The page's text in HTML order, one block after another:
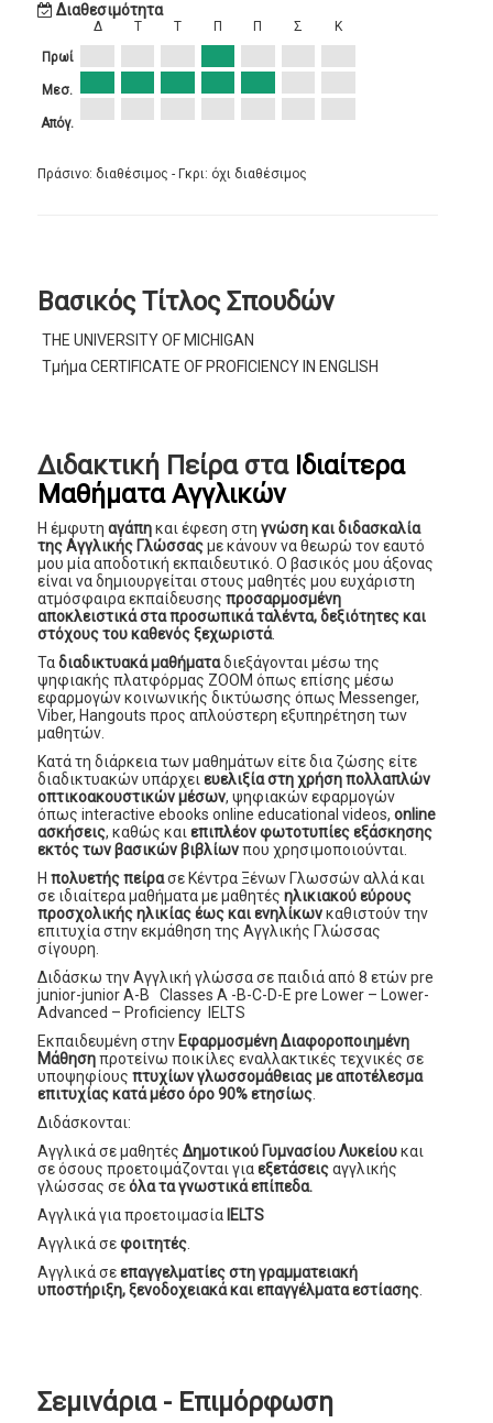
Διαθεσιμότητα
Πρωί
Μεσ.
Απόγ.
Δ Τ Τ Π Π Σ Κ
Πράσινο: διαθέσιμος - Γκρι: όχι διαθέσιμος
Βασικός Τίτλος Σπουδών
THE UNIVERSITY OF MICHIGAN
Τμήμα CERTIFICATE OF PROFICIENCY IN ENGLISH
Διδακτική Πείρα στα Ιδιαίτερα
Μαθήματα Αγγλικών
Η έμφυτηαγάπηκαι έφεση στηγνώση και διδασκαλία
της Αγγλικής Γλώσσαςμε κάνουν να θεωρώ τον εαυτό
μου μία αποδοτική εκπαιδευτικό. Ο βασικός μου άξονας
είναι να δημιουργείται στους μαθητές μου ευχάριστη
ατμόσφαιρα εκπαίδευσηςπροσαρμοσμένη
αποκλειστικά στα προσωπικά ταλέντα, δεξιότητες και
στόχους του καθενός ξεχωριστά.
Ταδιαδικτυακά μαθήματαδιεξάγονται μέσω της
ψηφιακής πλατφόρμας ZOOM όπως επίσης μέσω
εφαρμογών κοινωνικής δικτύωσης όπως Messenger,
Viber, Hangouts προς απλούστερη εξυπηρέτηση των
μαθητών.
Κατά τη διάρκεια των μαθημάτων είτε δια ζώσης είτε
διαδικτυακών υπάρχειευελιξία στη χρήση πολλαπλών
οπτικοακουστικών μέσων, ψηφιακών εφαρμογών
όπως interactive ebooks online educational videos,online
ασκήσεις, καθώς καιεπιπλέον φωτοτυπίες εξάσκησης
εκτός των βασικών βιβλίωνπου χρησιμοποιούνται.
Ηπολυετής πείρασε Κέντρα Ξένων Γλωσσών αλλά και
σε ιδιαίτερα μαθήματα με μαθητέςηλικιακού εύρους
προσχολικής ηλικίας έως και ενηλίκωνκαθιστούν την
επιτυχία στην εκμάθηση της Αγγλικής Γλώσσας
σίγουρη.
Διδάσκω την Αγγλική γλώσσα σε παιδιά από 8 ετών pre
junior-junior A-B Classes A -B-C-D-E pre Lower – Lower-
Advanced – Proficiency IELTS
Εκπαιδευμένη στην Εφαρμοσμένη Διαφοροποιημένη
Μάθησηπροτείνω ποικίλες εναλλακτικές τεχνικές σε
υποψηφίουςπτυχίων γλωσσομάθειας με αποτέλεσμα
επιτυχίας κατά μέσο όρο 90% ετησίως.
Διδάσκονται:
Αγγλικά σε μαθητέςΔημοτικού Γυμνασίου Λυκείουκαι
σε όσους προετοιμάζονται γιαεξετάσειςαγγλικής
γλώσσας σεόλα τα γνωστικά επίπεδα.
Αγγλικά για προετοιμασία IELTS
Αγγλικά σεφοιτητές.
Αγγλικά σεεπαγγελματίες στη γραμματειακή
υποστήριξη, ξενοδοχειακά και επαγγέλματα εστίασης.
Σεμινάρια - Επιμόρφωση